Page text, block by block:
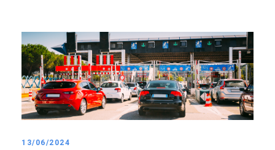
13/06/2024